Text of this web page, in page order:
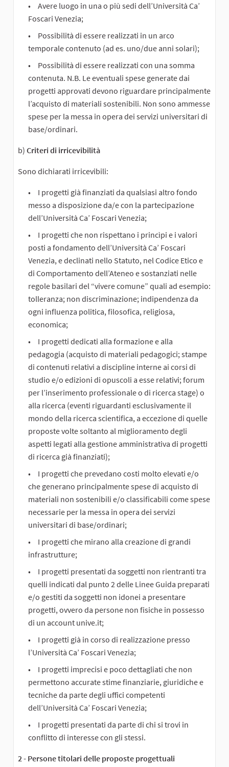
Avere luogo in una o più sedi dell’Università Ca’
Foscari Venezia;
Possibilità di essere realizzati in un arco
temporale contenuto (ad es. uno/due anni solari);
Possibilità di essere realizzati con una somma
contenuta. N.B. Le eventuali spese generate dai
progetti approvati devono riguardare principalmente
l’acquisto di materiali sostenibili. Non sono ammesse
spese per la messa in opera dei servizi universitari di
base/ordinari.
b) Criteri di irricevibilità
Sono dichiarati irricevibili:
I progetti già finanziati da qualsiasi altro fondo
messo a disposizione da/e con la partecipazione
dell’Università Ca’ Foscari Venezia;
I progetti che non rispettano i princìpi e i valori
posti a fondamento dell’Università Ca’ Foscari
Venezia, e declinati nello Statuto, nel Codice Etico e
di Comportamento dell’Ateneo e sostanziati nelle
regole basilari del “vivere comune” quali ad esempio:
tolleranza; non discriminazione; indipendenza da
ogni influenza politica, filosofica, religiosa,
economica;
I progetti dedicati alla formazione e alla
pedagogia (acquisto di materiali pedagogici; stampe
di contenuti relativi a discipline interne ai corsi di
studio e/o edizioni di opuscoli a esse relativi; forum
per l’inserimento professionale o di ricerca stage) o
alla ricerca (eventi riguardanti esclusivamente il
mondo della ricerca scientifica, a eccezione di quelle
proposte volte soltanto al miglioramento degli
aspetti legati alla gestione amministrativa di progetti
di ricerca già finanziati);
I progetti che prevedano costi molto elevati e/o
che generano principalmente spese di acquisto di
materiali non sostenibili e/o classificabili come spese
necessarie per la messa in opera dei servizi
universitari di base/ordinari;
I progetti che mirano alla creazione di grandi
infrastrutture;
I progetti presentati da soggetti non rientranti tra
quelli indicati dal punto 2 delle Linee Guida preparati
e/o gestiti da soggetti non idonei a presentare
progetti, ovvero da persone non fisiche in possesso
di un account unive.it;
I progetti già in corso di realizzazione presso
l’Università Ca’ Foscari Venezia;
I progetti imprecisi e poco dettagliati che non
permettono accurate stime finanziarie, giuridiche e
tecniche da parte degli uffici competenti
dell’Università Ca’ Foscari Venezia;
I progetti presentati da parte di chi si trovi in
conflitto di interesse con gli stessi.
2 - Persone titolari delle proposte progettuali